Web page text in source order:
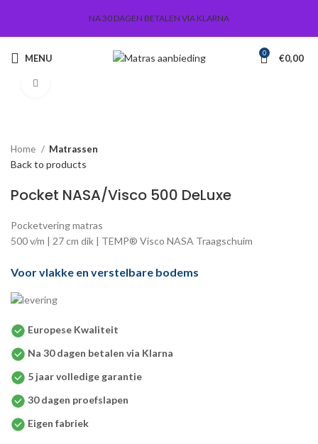
NA 30 DAGEN BETALEN VIA KLARNA
MENU 0 €0,00
Home Matrassen
Back to products
Pocket NASA/Visco 500 DeLuxe
Pocketvering matras
500 v/m | 27 cm dik | TEMP® Visco NASA Traagschuim
Voor vlakke en verstelbare bodems
Europese Kwaliteit
Na 30 dagen betalen via Klarna
5 jaar volledige garantie
30 dagen proefslapen
Eigen fabriek